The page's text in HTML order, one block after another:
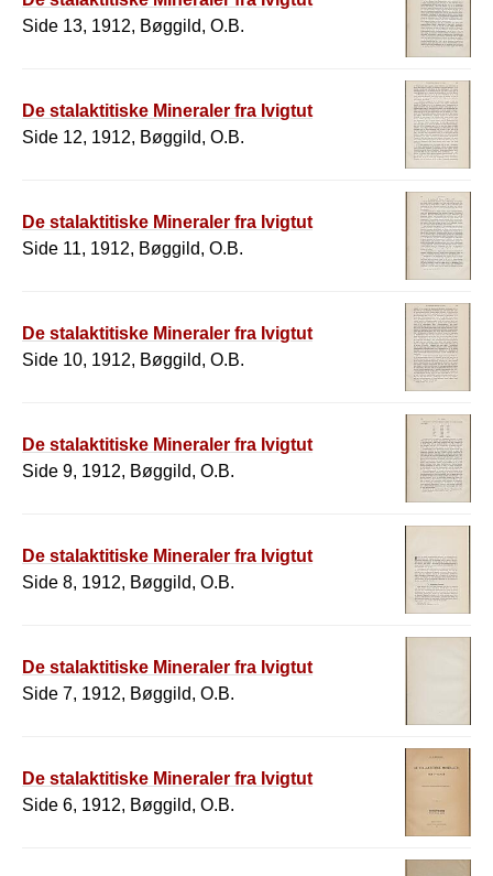
Side 13, 1912, Bøggild, O.B.
De stalaktitiske Mineraler fra Ivigtut
Side 12, 1912, Bøggild, O.B.
De stalaktitiske Mineraler fra Ivigtut
Side 11, 1912, Bøggild, O.B.
De stalaktitiske Mineraler fra Ivigtut
Side 10, 1912, Bøggild, O.B.
De stalaktitiske Mineraler fra Ivigtut
Side 9, 1912, Bøggild, O.B.
De stalaktitiske Mineraler fra Ivigtut
Side 8, 1912, Bøggild, O.B.
De stalaktitiske Mineraler fra Ivigtut
Side 7, 1912, Bøggild, O.B.
De stalaktitiske Mineraler fra Ivigtut
Side 6, 1912, Bøggild, O.B.